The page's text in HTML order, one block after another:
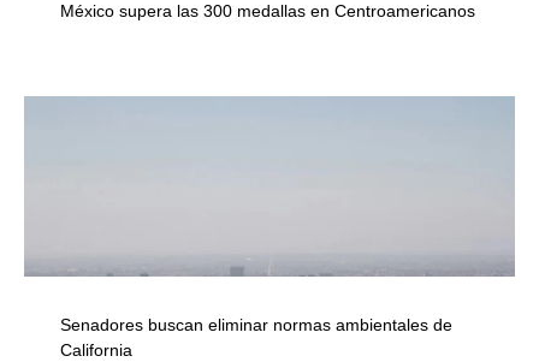
México supera las 300 medallas en Centroamericanos
Senadores buscan eliminar normas ambientales de
California